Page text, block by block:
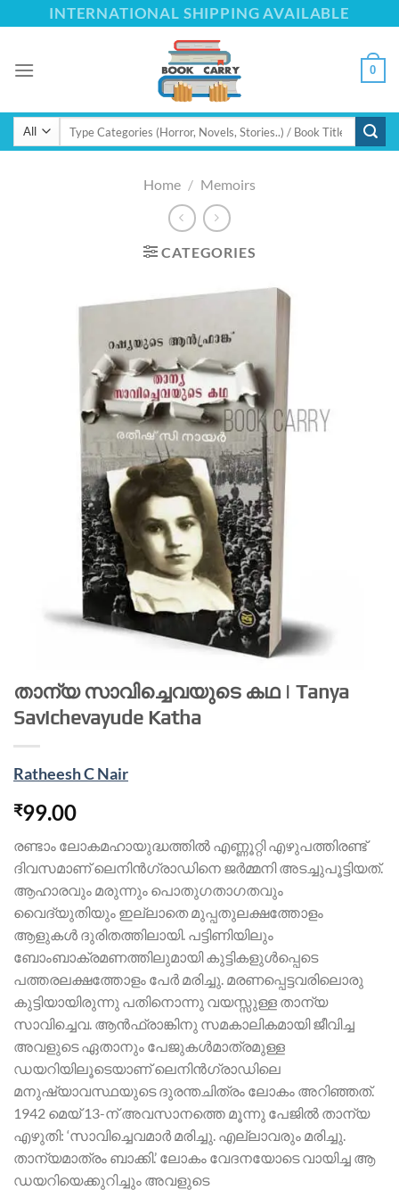
to
INTERNATIONAL SHIPPING AVAILABLE
0
Search
Home / Memoirs
CATEGORIES
താന്യ സാവിച്ചെവയുടെ കഥ | Tanya
Savichevayude Katha
Ratheesh C Nair
₹99.00
രണ്ടാം ലോകമഹായുദ്ധത്തിൽ എണ്ണൂറ്റി എഴുപത്തിരണ്ട്
ദിവസമാണ് ലെനിൻഗ്രാഡിനെ ജർമ്മനി അടച്ചുപൂട്ടിയത്.
ആഹാരവും മരുന്നും പൊതുഗതാഗതവും
വൈദ്യുതിയും ഇല്ലാതെ മുപ്പതുലക്ഷത്തോളം
ആളുകൾ ദുരിതത്തിലായി. പട്ടിണിയിലും
ബോംബാക്രമണത്തിലുമായി കുട്ടികളുൾപ്പെടെ
പത്തരലക്ഷത്തോളം പേർ മരിച്ചു. മരണപ്പെട്ടവരിലൊരു
കുട്ടിയായിരുന്നു പതിനൊന്നു വയസ്സുള്ള താന്യ
സാവിച്ചെവ. ആൻഫ്രാങ്കിനു സമകാലികമായി ജീവിച്ച
അവളുടെ ഏതാനും പേജുകൾമാത്രമുള്ള
ഡയറിയിലൂടെയാണ് ലെനിൻഗ്രാഡിലെ
മനുഷ്യാവസ്ഥയുടെ ദുരന്തചിത്രം ലോകം അറിഞ്ഞത്.
1942 മെയ് 13-ന് അവസാനത്തെ മൂന്നു പേജിൽ താന്യ
എഴുതി: ‘സാവിച്ചെവമാർ മരിച്ചു. എല്ലാവരും മരിച്ചു.
താന്യമാത്രം ബാക്കി.’ ലോകം വേദനയോടെ വായിച്ച ആ
ഡയറിയെക്കുറിച്ചും അവളുടെ